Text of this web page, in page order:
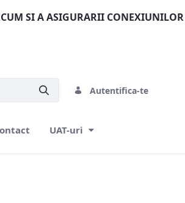
SI A ASIGURARII CONEXIUNILOR
Autentifica-te
UAT-uri